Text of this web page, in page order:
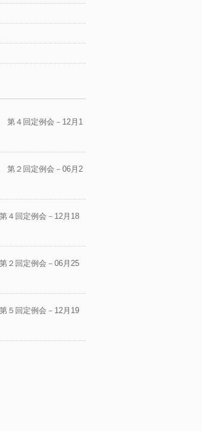
４回定例会－12月1
２回定例会－06月2
４回定例会－12月18
２回定例会－06月25
５回定例会－12月19